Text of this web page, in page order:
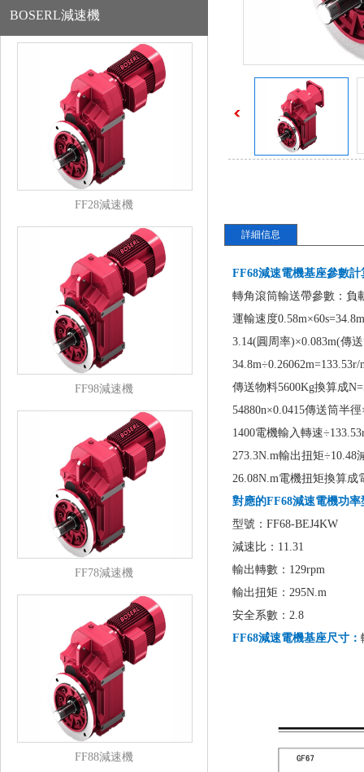
BOSERL減速機
FF28減速機
FF98減速機
FF78減速機
FF88減速機
詳細信息
FF68減速電機基座參數計
轉角滾筒輸送帶參數：
運輸速度
3.14(圓周率)×0.083m(傳
傳送物料5600Kg換算成
54880n×0.0415傳送筒半
1400電機輸入轉速
273.3N.m輸出扭矩÷10.48
26.08N.m電機扭矩換算成
對應的FF68減速電機功率
型號：FF68-BEJ4KW
減速比：11.31
輸出轉數：129rpm
輸出扭矩：295N.m
安全系數：2.8
FF68減速電機基座尺寸：